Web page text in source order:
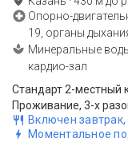
Опорно-
19, органы
Минеральные
кардио-зал
Стандарт 2-местный
Проживание, 3-х
Включен
Моментальное